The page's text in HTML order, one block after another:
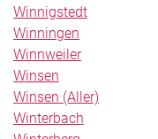
Winnigstedt
Winningen
Winnweiler
Winsen
Winsen (Aller)
Winterbach